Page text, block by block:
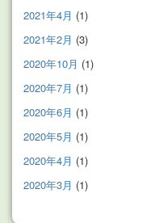
2021年4月 (1)
2021年2月 (3)
2020年10月 (1)
2020年7月 (1)
2020年6月 (1)
2020年5月 (1)
2020年4月 (1)
2020年3月 (1)